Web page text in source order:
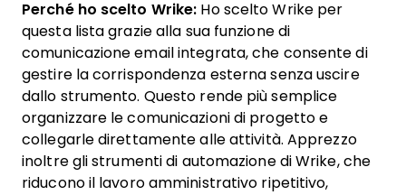
Perché ho scelto Wrike: Ho scelto Wrike per
questa lista grazie alla sua funzione di
comunicazione email integrata, che consente di
gestire la corrispondenza esterna senza uscire
dallo strumento. Questo rende più semplice
organizzare le comunicazioni di progetto e
collegarle direttamente alle attività. Apprezzo
inoltre gli strumenti di automazione di Wrike, che
riducono il lavoro amministrativo ripetitivo,